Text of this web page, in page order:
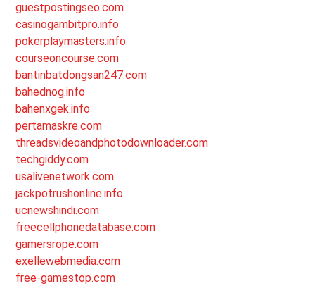
guestpostingseo.com
casinogambitpro.info
pokerplaymasters.info
courseoncourse.com
bantinbatdongsan247.com
bahednog.info
bahenxgek.info
pertamaskre.com
threadsvideoandphotodownloader.com
techgiddy.com
usalivenetwork.com
jackpotrushonline.info
ucnewshindi.com
freecellphonedatabase.com
gamersrope.com
exellewebmedia.com
free-gamestop.com